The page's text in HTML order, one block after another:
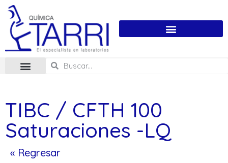
TIBC / CFTH 100
Saturaciones -LQ
« Regresar